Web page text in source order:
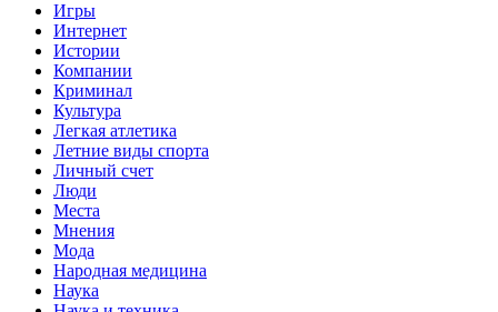
Игры
Интернет
Истории
Компании
Криминал
Культура
Легкая атлетика
Летние виды спорта
Личный счет
Люди
Места
Мнения
Мода
Народная медицина
Наука